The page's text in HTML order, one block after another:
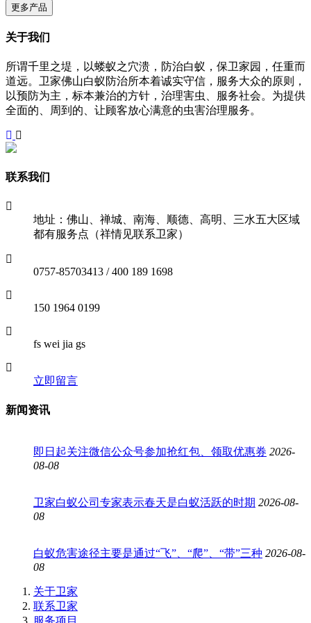
更多产品
关于我们
所谓千里之堤，以蝼蚁之穴溃，防治白蚁，保卫家园，任重而
道远。卫家佛山白蚁防治所本着诚实守信，服务大众的原则，
以预防为主，标本兼治的方针，治理害虫、服务社会。为提供
全面的、周到的、让顾客放心满意的虫害治理服务。
联系我们
地址：佛山、禅城、南海、顺德、高明、三水五大区域
都有服务点（祥情见联系卫家）
0757-85703413 / 400 189 1698
150 1964 0199
fs wei jia gs
立即留言
新闻资讯
即日起关注微信公众号参加抢红包、领取优惠券 2026-
08-08
卫家白蚁公司专家表示春天是白蚁活跃的时期 2026-08-
08
白蚁危害途径主要是通过“飞”、“爬”、“带”三种 2026-08-
08
关于卫家
联系卫家